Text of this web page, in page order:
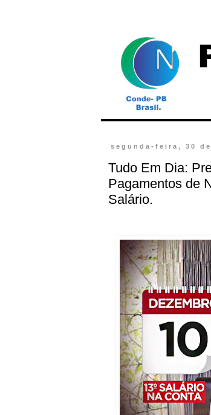
segunda-feira, 30
Tudo Em Dia:
Pagamentos de
Salário.